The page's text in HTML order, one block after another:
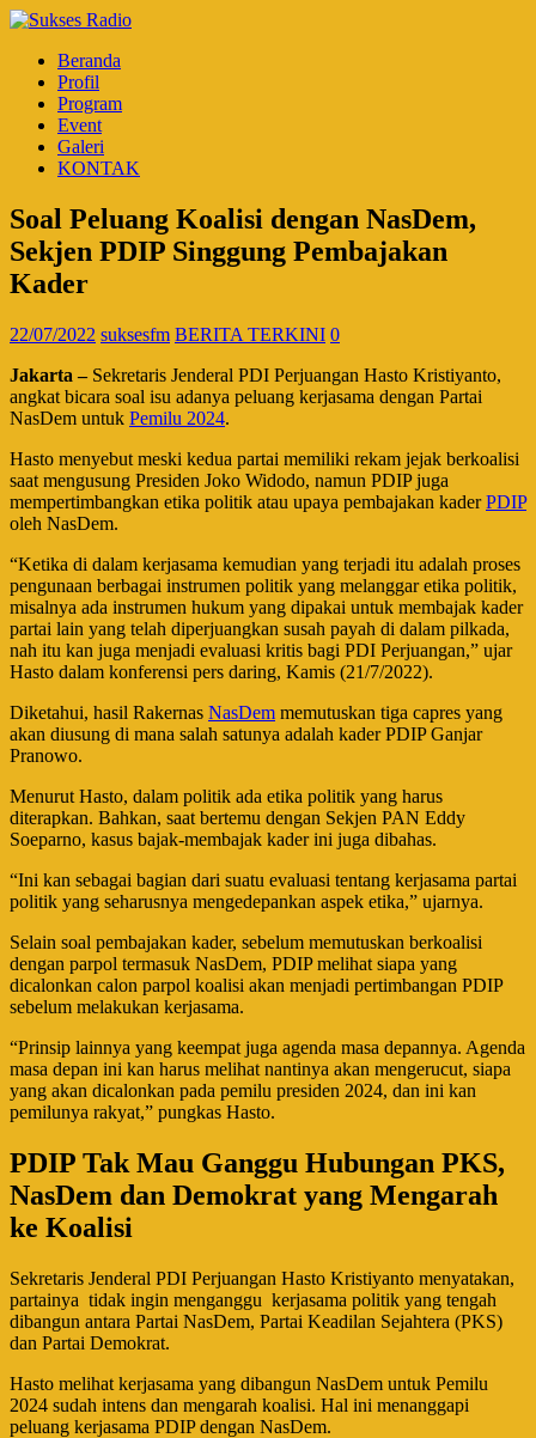
Beranda
Profil
Program
Event
Galeri
KONTAK
Soal Peluang Koalisi dengan NasDem,
Sekjen PDIP Singgung Pembajakan
Kader
22/07/2022 suksesfm BERITA TERKINI 0
Jakarta –Sekretaris Jenderal PDI Perjuangan Hasto Kristiyanto,
angkat bicara soal isu adanya peluang kerjasama dengan Partai
NasDem untuk Pemilu 2024.
Hasto menyebut meski kedua partai memiliki rekam jejak berkoalisi
saat mengusung Presiden Joko Widodo, namun PDIP juga
mempertimbangkan etika politik atau upaya pembajakan kaderPDIP
oleh NasDem.
“Ketika di dalam kerjasama kemudian yang terjadi itu adalah proses
pengunaan berbagai instrumen politik yang melanggar etika politik,
misalnya ada instrumen hukum yang dipakai untuk membajak kader
partai lain yang telah diperjuangkan susah payah di dalam pilkada,
nah itu kan juga menjadi evaluasi kritis bagi PDI Perjuangan,” ujar
Hasto dalam konferensi pers daring, Kamis (21/7/2022).
Diketahui, hasil Rakernas NasDem memutuskan tiga capres yang
akan diusung di mana salah satunya adalah kader PDIP Ganjar
Pranowo.
Menurut Hasto, dalam politik ada etika politik yang harus
diterapkan. Bahkan, saat bertemu dengan Sekjen PAN Eddy
Soeparno, kasus bajak-membajak kader ini juga dibahas.
“Ini kan sebagai bagian dari suatu evaluasi tentang kerjasama partai
politik yang seharusnya mengedepankan aspek etika,” ujarnya.
Selain soal pembajakan kader, sebelum memutuskan berkoalisi
dengan parpol termasuk NasDem, PDIP melihat siapa yang
dicalonkan calon parpol koalisi akan menjadi pertimbangan PDIP
sebelum melakukan kerjasama.
“Prinsip lainnya yang keempat juga agenda masa depannya. Agenda
masa depan ini kan harus melihat nantinya akan mengerucut, siapa
yang akan dicalonkan pada pemilu presiden 2024, dan ini kan
pemilunya rakyat,” pungkas Hasto.
PDIP Tak Mau Ganggu Hubungan PKS,
NasDem dan Demokrat yang Mengarah
ke Koalisi
Sekretaris Jenderal PDI Perjuangan Hasto Kristiyanto menyatakan,
partainya tidak ingin menganggu kerjasama politik yang tengah
dibangun antara Partai NasDem, Partai Keadilan Sejahtera (PKS)
dan Partai Demokrat.
Hasto melihat kerjasama yang dibangun NasDem untuk Pemilu
2024 sudah intens dan mengarah koalisi. Hal ini menanggapi
peluang kerjasama PDIP dengan NasDem.